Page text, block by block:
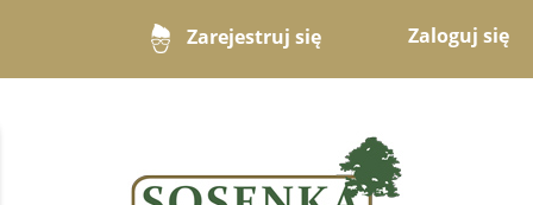
Zarejestruj się Zaloguj się